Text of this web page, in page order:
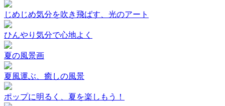
じめじめ気分を吹き飛ばす、光のアート
ひんやり気分で心地よく
夏の風景画
夏風運ぶ、癒しの風景
ポップに明るく、夏を楽しもう！